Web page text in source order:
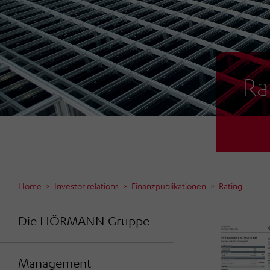
Home Investor relations Finanzpublikationen Rating
Die HÖRMANN Gruppe
Management